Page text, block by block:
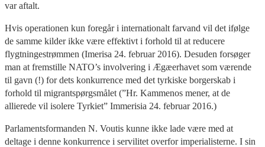
var aftalt.
Hvis operationen kun foregår i internationalt farvand vil det ifølge
de samme kilder ikke være effektivt i forhold til at reducere
flygtningestrømmen (Imerisa 24. februar 2016). Desuden forsøger
man at fremstille NATO’s involvering i Ægæerhavet som værende
til gavn (!) for dets konkurrence med det tyrkiske borgerskab i
forhold til migrantspørgsmålet (”Hr. Kammenos mener, at de
allierede vil isolere Tyrkiet” Immerisia 24. februar 2016.)
Parlamentsformanden N. Voutis kunne ikke lade være med at
deltage i denne konkurrence i servilitet overfor imperialisterne. I sin